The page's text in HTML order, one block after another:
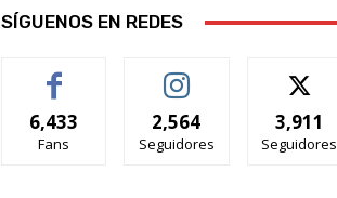
SÍGUENOS EN REDES
6,433
Fans
2,564
Seguidores
3,911
Seguidores